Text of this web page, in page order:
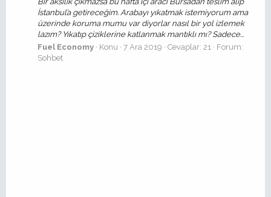
İstanbul’a getireceğim. Arabayı yıkatmak istemiyorum ama
üzerinde koruma mumu var diyorlar nasıl bir yol izlemek
lazım? Yıkatıp çiziklerine katlanmak mantıklı mı? Sadece...
Fuel Economy
Konu 7 Ara 2019 Cevaplar: 21
Forum:
Sohbet